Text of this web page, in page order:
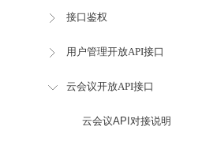
接口鉴权
用户管理开放API接口
云会议开放API接口
云会议API对接说明